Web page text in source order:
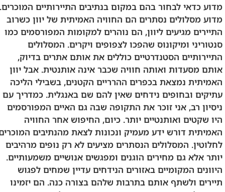
מדוע כדאי לבחור בהם במקום בנתיבים התיירותיים המוכרים.
מדוע מסלולים נסתרים הם החוויה האמיתית של יוון כשרוב
התיירים מגיעים ליוון, הם נוהרים למקומות המפורסמים כמו
סנטוריני ומיקונוס שהפכו לצפופים ויקרים. המסלולים
התיירותיים הסטנדרטיים כוללים את אותם אתרים בדיוק,
אותם מסעדות ואותה חוויה שכבר אינה אותנטית. אבל יוון
האמיתית נמצאת בכפרים ההרריים הקטנים, בשבילי הליכה
עתיקים ובחופים נידחים שאין להם שם באנגלית. כמדריך עם
ניסיון רב, אני זוכר את התקופה שבה גם האיים המפורסמים
היו שקטים ואותנטיים יותר. כיום, החיפוש אחר החוויה
האמיתית דורש ידע מעמיק ונכונות לצאת מהנתיבים המוכרים
לחלוטין. המסלולים הנסתרים מציעים לא רק נופים מרהיבים
יותר אלא גם מחירים הוגנים ומפגשים אנושיים משמעותיים.
היוונים המקומיים באזורים הנידחים עדיין שמחים לפגוש
תיירים ולשתף אותם בתרבות שלהם בצורה כנה. הם יזמינו